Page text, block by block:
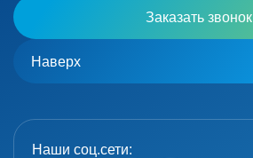
Заказать звонок
Наверх
Наши соц.сети: